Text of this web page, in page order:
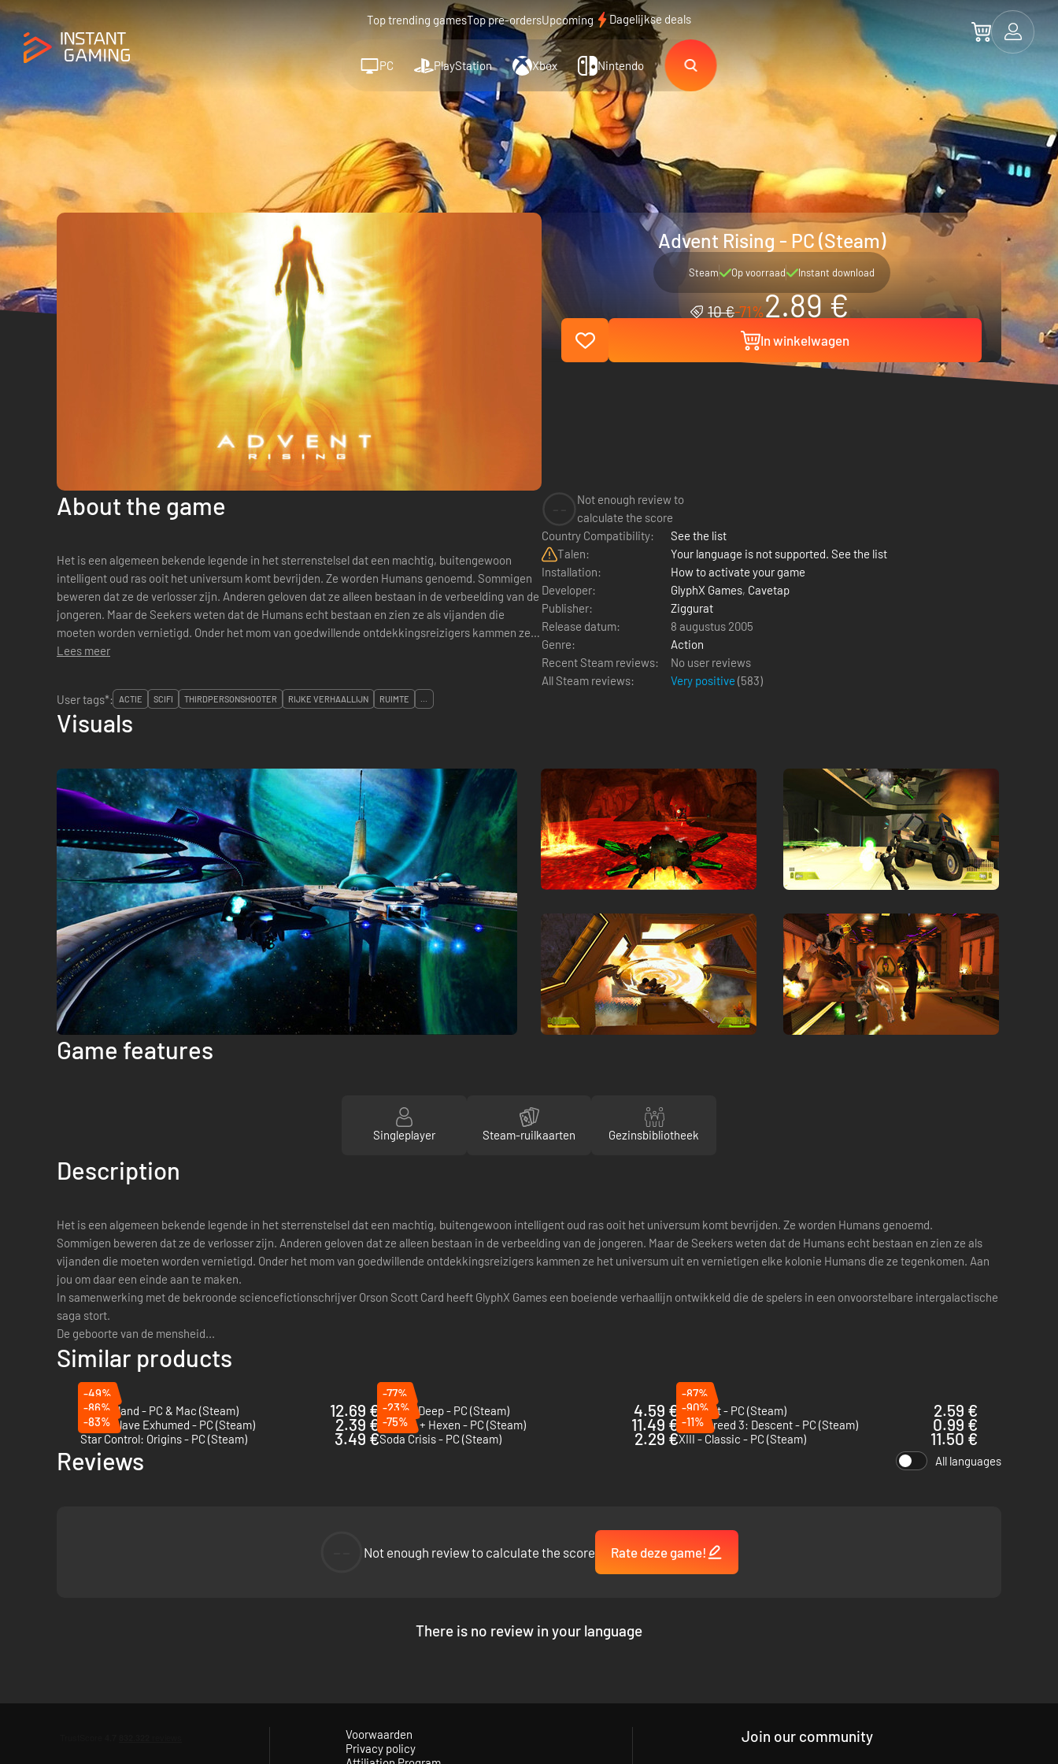
Top trending gamesTop pre-ordersUpcoming Dagelijkse deals
PC PlayStation Xbox Nintendo
Advent Rising - PC (Steam)
Steam Op voorraad Instant download
10 €-71%2.89 €
In winkelwagen
About the game
Het is een algemeen bekende legende in het sterrenstelsel dat een machtig, buitengewoon
intelligent oud ras ooit het universum komt bevrijden. Ze worden Humans genoemd. Sommigen
beweren dat ze de verlosser zijn. Anderen geloven dat ze alleen bestaan in de verbeelding van de
jongeren. Maar de Seekers weten dat de Humans echt bestaan en zien ze als vijanden die
moeten worden vernietigd. Onder het mom van goedwillende ontdekkingsreizigers kammen ze
het universum uit en vernietigen elke kolonie Huma...
Lees meer
Not enough review to
calculate the score
Country Compatibility:
See the list
Talen:
Your language is not supported. See the list
Installation:
How to activate your game
Developer:
GlyphX Games, Cavetap
Publisher:
Ziggurat
Release datum:
8 augustus 2005
Genre:
Action
Recent Steam reviews:
No user reviews
All Steam reviews:
Very positive (583)
User tags*:
ACTIE SCIFI THIRDPERSONSHOOTER RIJKE VERHAALLIJN RUIMTE ...
Visuals
Game features
Singleplayer Steam-ruilkaarten Gezinsbibliotheek
Description
Het is een algemeen bekende legende in het sterrenstelsel dat een machtig, buitengewoon intelligent oud ras ooit het universum komt bevrijden. Ze worden Humans genoemd.
Sommigen beweren dat ze de verlosser zijn. Anderen geloven dat ze alleen bestaan in de verbeelding van de jongeren. Maar de Seekers weten dat de Humans echt bestaan en zien ze als
vijanden die moeten worden vernietigd. Onder het mom van goedwillende ontdekkingsreizigers kammen ze het universum uit en vernietigen elke kolonie Humans die ze tegenkomen. Aan
jou om daar een einde aan te maken.
In samenwerking met de bekroonde sciencefictionschrijver Orson Scott Card heeft GlyphX Games een boeiende verhaallijn ontwikkeld die de spelers in een onvoorstelbare intergalactische
saga stort.
De geboorte van de mensheid...
Similar products
-49%
Len's Island - PC & Mac (Steam)
12.69 €
-77%
Hidden Deep - PC (Steam)
4.59 €
-87%
Akimbot - PC (Steam)
2.59 €
-86%
PowerSlave Exhumed - PC (Steam)
2.39 €
-23%
Heretic + Hexen - PC (Steam)
11.49 €
-90%
Alien Breed 3: Descent - PC (Steam)
0.99 €
-83%
Star Control: Origins - PC (Steam)
3.49 €
-75%
Soda Crisis - PC (Steam)
2.29 €
-11%
XIII - Classic - PC (Steam)
11.50 €
Reviews All languages
Not enough review to calculate the score Rate deze game!
There is no review in your language
Voorwaarden
Privacy policy
Join our community